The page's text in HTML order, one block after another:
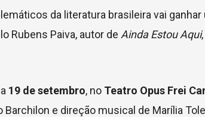
da literatura brasileira vai
Rubens Paiva, autor de Ainda Estou Aqui
19 de setembro, no Teatro Opus Frei
Barchilon e direção musical de Marília